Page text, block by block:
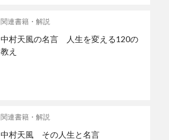
関連書籍・解説
中村天風の名言 人生を変える120の
教え
関連書籍・解説
中村天風 その人生と名言